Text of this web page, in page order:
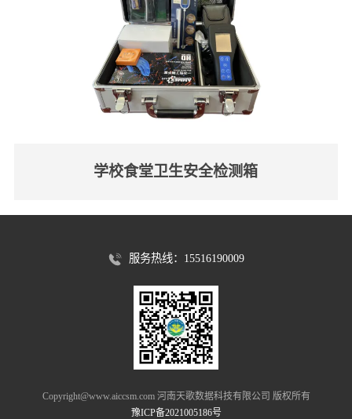
学校食堂卫生安全检测箱
服务热线：15516190009
Copyright@www.aiccsm.com 河南天歌数据科技有限公司 版权所有
豫ICP备2021005186号